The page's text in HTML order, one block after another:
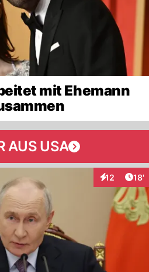
mit Ehemann
AUS USA
12
Interaktionen
18'